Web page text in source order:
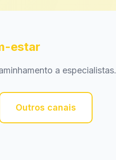
estar
a especialistas.
Outros canais